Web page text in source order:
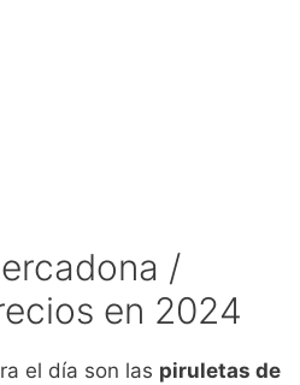
/
en 2024
el día son las piruletas de